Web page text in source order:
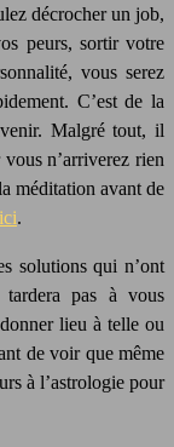
décrocher un job,
peurs, sortir votre
vous serez
C’est de la
Malgré tout, il
n’arriverez rien
méditation avant de
ici.
solutions qui n’ont
pas à vous
lieu à telle ou
de voir que même
à l’astrologie pour